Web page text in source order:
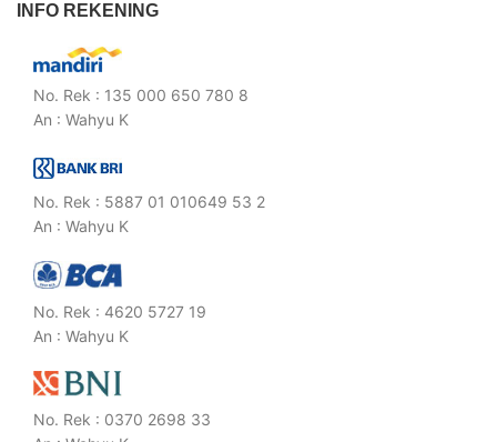
INFO REKENING
No. Rek : 135 000 650 780 8
An : Wahyu K
No. Rek : 5887 01 010649 53 2
An : Wahyu K
No. Rek : 4620 5727 19
An : Wahyu K
No. Rek : 0370 2698 33